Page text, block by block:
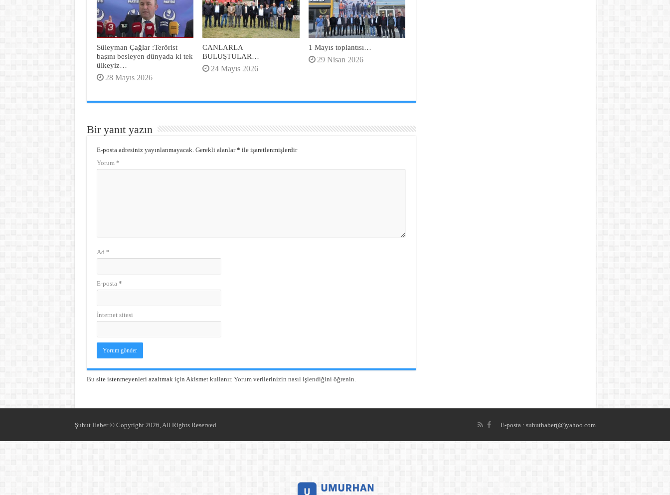
Süleyman Çağlar :Terörist
başını besleyen dünyada ki tek
ülkeyiz…
28 Mayıs 2026
CANLARLA
BULUŞTULAR…
24 Mayıs 2026
1 Mayıs toplantısı…
29 Nisan 2026
Bir yanıt yazın
E-posta adresiniz yayınlanmayacak. Gerekli alanlar* ile işaretlenmişlerdir
Yorum *
Ad *
E-posta *
İnternet sitesi
Bu site istenmeyenleri azaltmak için Akismet kullanır. Yorum verilerinizin nasıl işlendiğini öğrenin.
E-posta : suhuthaber(@)yahoo.com
Şuhut Haber © Copyright 2026, All Rights Reserved